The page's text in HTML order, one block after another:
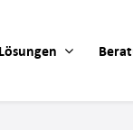
Lösungen